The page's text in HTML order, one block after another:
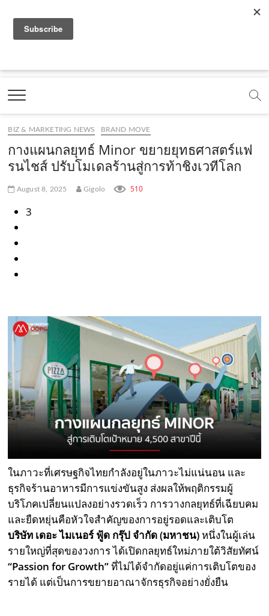
a
e
b
o
o
k
o
t
b
e
.
.
o
e
m
e
t
g
r
a
t
k
.
c
Marketing Oops!
DIGITAL | CREATIVE | ADVERTISING | CAMPAIGN |
BIZ & MARKETING NEWS BRAND MOVE
กางแผนกลยุทธ์ Minor ขยายยุทธศาสตร์แฟ
รนไชส์ ปรับโมเดลร้านสู่การท้าชิงเวทีโลก
August 8, 2025 Gigolo 510
3
ในภาวะที่เศรษฐกิจไทยกำลังอยู่ในภาวะไม่แน่นอน และ
ธุรกิจร้านอาหารมีการแข่งขันสูง ส่งผลให้พฤติกรรมผู้
บริโภคเปลี่ยนแปลงอย่างรวดเร็ว การวางกลยุทธ์ที่เฉียบคม
และยืดหยุ่นคือหัวใจสำคัญของการอยู่รอดและเติบโต
บริษัท เดอะ ไมเนอร์ ฟู้ด กรุ๊ป จำกัด (มหาชน) หนึ่งในผู้เล่น
รายใหญ่ที่สุดของวงการ ได้เปิดกลยุทธ์ใหม่ภายใต้วิสัยทัศน์
“Passion for Growth”ที่ไม่ได้จำกัดอยู่แค่การเติบโตของ
รายได้ แต่เป็นการขยายอาณาจักรธุรกิจอย่างยั่งยืน